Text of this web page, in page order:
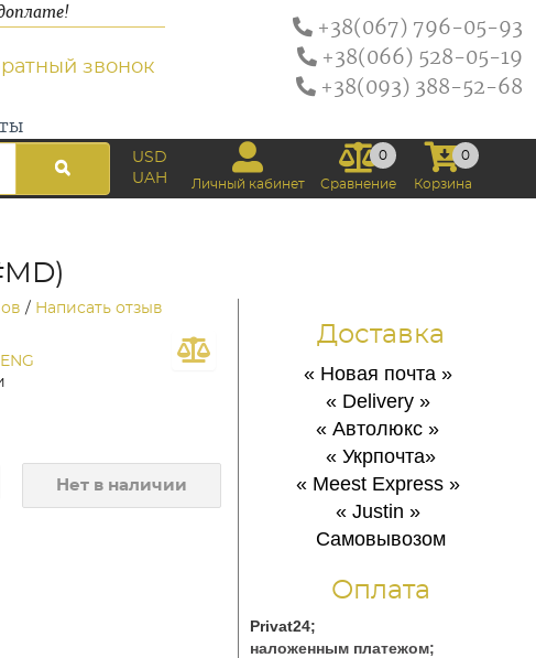
звонок
+38(067) 796-05-93
+38(066) 528-05-19
+38(093) 388-52-68
USD
UAH
Личный кабинет
0
Сравнение
0
Корзина
/ Написать отзыв
Нет в наличии
Доставка
« Новая почта »
« Delivery »
« Автолюкс»
« Укрпочта»
« Meest Express »
« Justin »
Самовывозом
Оплата
Privat24;
наложенным платежом;